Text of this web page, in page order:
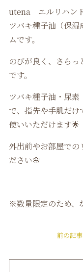
utena エルリハン
ツバキ種子油（保
ムです。
のびが良く、さら
です。
ツバキ種子油・尿
で、指先や手肌だけ
使いいただけます🌟
外出前やお部屋での
ださい🌸
※数量限定のため、
前の記事